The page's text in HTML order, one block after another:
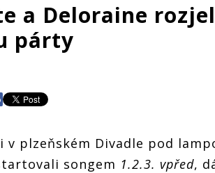
a Deloraine
párty
v plzeňském Divadle pod
songem 1.2.3. vpřed,